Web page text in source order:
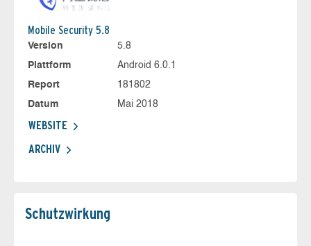
Mobile Security 5.8
Version
5.8
Plattform
Android 6.0.1
Report
181802
Datum
Mai 2018
WEBSITE
ARCHIV
Schutz­wirkung